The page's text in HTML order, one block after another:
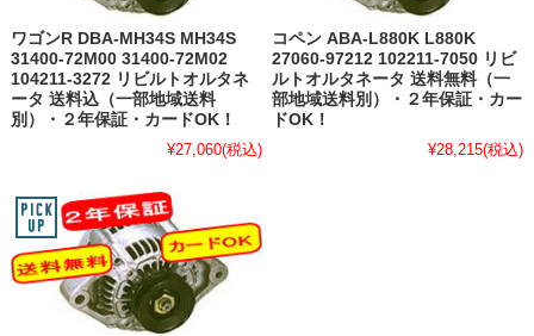
ワゴンR DBA-MH34S MH34S
31400-72M00 31400-72M02
104211-3272 リビルトオルタネ
ータ 送料込（一部地域送料
別）・２年保証・カードOK！
¥27,060(税込)
コペン ABA-L880K L880K
27060-97212 102211-7050 リビ
ルトオルタネータ 送料無料（一
部地域送料別）・２年保証・カー
ドOK！
¥28,215(税込)